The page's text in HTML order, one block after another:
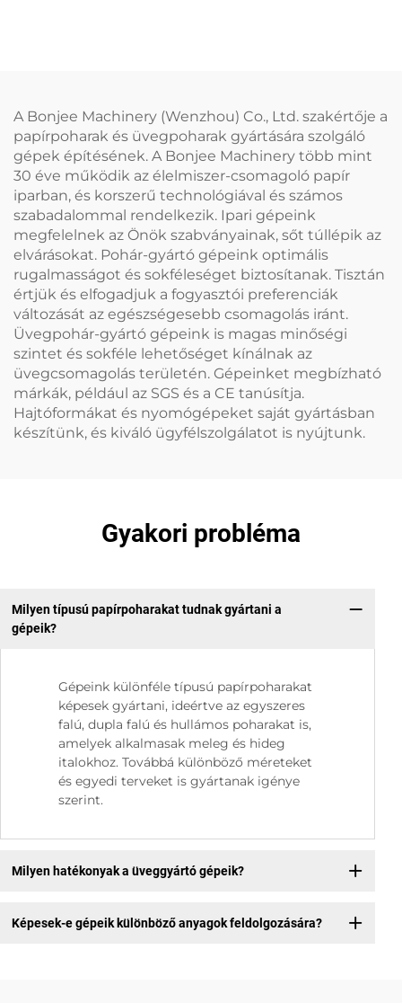
A Bonjee Machinery (Wenzhou) Co., Ltd. szakértője a
papírpoharak és üvegpoharak gyártására szolgáló
gépek építésének. A Bonjee Machinery több mint
30 éve működik az élelmiszer-csomagoló papír
iparban, és korszerű technológiával és számos
szabadalommal rendelkezik. Ipari gépeink
megfelelnek az Önök szabványainak, sőt túllépik az
elvárásokat. Pohár-gyártó gépeink optimális
rugalmasságot és sokféleséget biztosítanak. Tisztán
értjük és elfogadjuk a fogyasztói preferenciák
változását az egészségesebb csomagolás iránt.
Üvegpohár-gyártó gépeink is magas minőségi
szintet és sokféle lehetőséget kínálnak az
üvegcsomagolás területén. Gépeinket megbízható
márkák, például az SGS és a CE tanúsítja.
Hajtóformákat és nyomógépeket saját gyártásban
készítünk, és kiváló ügyfélszolgálatot is nyújtunk.
Gyakori probléma
Milyen típusú papírpoharakat tudnak gyártani a
gépeik?
Gépeink különféle típusú papírpoharakat
képesek gyártani, ideértve az egyszeres
falú, dupla falú és hullámos poharakat is,
amelyek alkalmasak meleg és hideg
italokhoz. Továbbá különböző méreteket
és egyedi terveket is gyártanak igénye
szerint.
Milyen hatékonyak a üveggyártó gépeik?
Képesek-e gépeik különböző anyagok feldolgozására?